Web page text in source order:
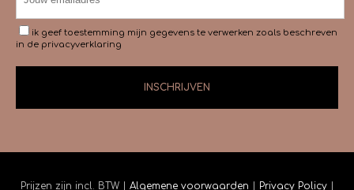
ik geef toestemming mijn gegevens te verwerken zoals beschreven
in de privacyverklaring
Prijzen zijn incl. BTW | Algemene voorwaarden | Privacy Policy |